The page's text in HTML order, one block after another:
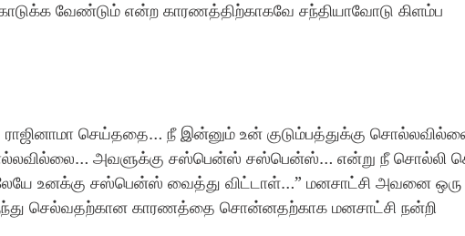
வேண்டும் என்ற காரணத்திற்காகவே சந்தியாவோடு கிளம்ப
செய்ததை… நீ இன்னும் உன் குடும்பத்துக்கு
அவளுக்கு சஸ்பென்ஸ் சஸ்பென்ஸ்… என்று நீ சொல்லி
உனக்கு சஸ்பென்ஸ் வைத்து விட்டாள்…” மனசாட்சி அவனை ஒரு
செல்வதற்கான காரணத்தை சொன்னதற்காக மனசாட்சி நன்றி